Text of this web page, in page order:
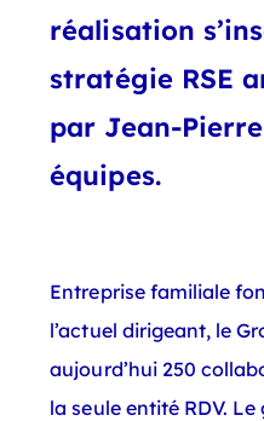
réalisation
stratégie RSE
par Jean-
équipes.
Entreprise familiale
l’actuel dirigeant, le
aujourd’hui 250
la seule entité RDV.